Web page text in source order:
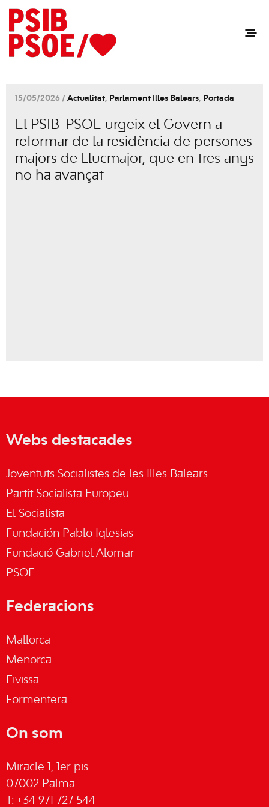
15/05/2026 / Actualitat, Parlament Illes Balears, Portada
El PSIB-PSOE urgeix el Govern a
reformar de la residència de persones
majors de Llucmajor, que en tres anys
no ha avançat
Webs destacades
Joventuts Socialistes de les Illes Balears
Partit Socialista Europeu
El Socialista
Fundación Pablo Iglesias
Fundació Gabriel Alomar
PSOE
Federacions
Mallorca
Menorca
Eivissa
Formentera
On som
Miracle 1, 1er pis
07002 Palma
T: +34 971 727 544